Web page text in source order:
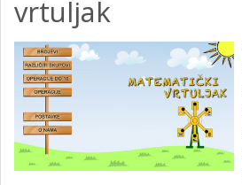
vrtuljak